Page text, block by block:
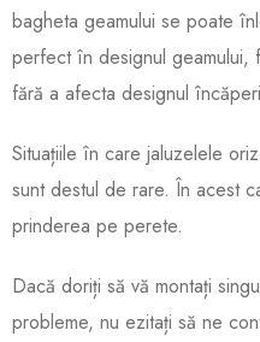
bagheta geamului se poate
perfect în designul geamului,
fără a afecta designul
Situațiile în care jaluzelele
sunt destul de rare. În acest
prinderea pe perete.
Dacă doriți să vă montați
probleme, nu ezitați să ne